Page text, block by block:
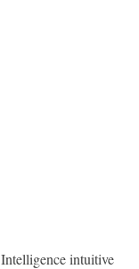
Intelligence intuitive